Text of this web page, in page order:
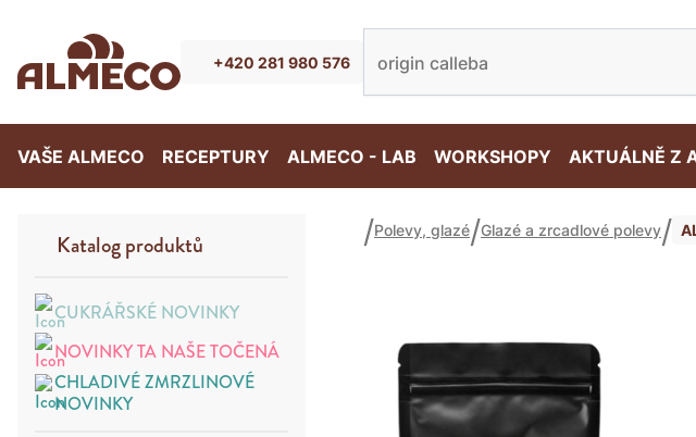
+420 281 980 576
VAŠE ALMECO RECEPTURY ALMECO - LAB WORKSHOPY AKTUÁLNĚ Z
Katalog produktů
CUKRÁŘSKÉ NOVINKY
NOVINKY TA NAŠE TOČENÁ
CHLADIVÉ ZMRZLINOVÉ
NOVINKY
Polevy, glazé Glazé a zrcadlové polevy